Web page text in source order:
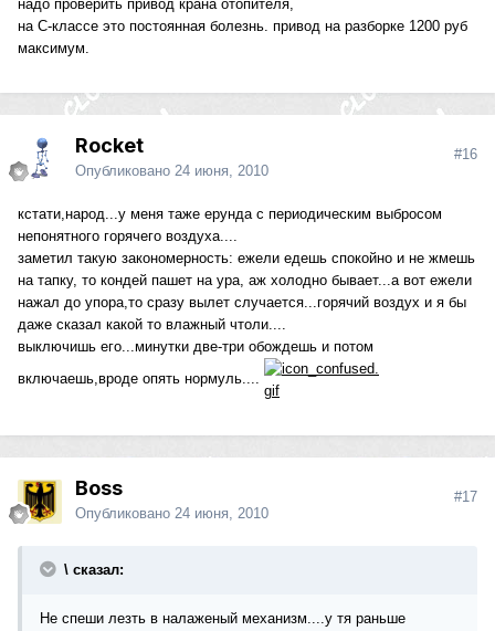
надо проверить привод крана отопителя,
на С-классе это постоянная болезнь. привод на разборке 1200 руб
максимум.
Rocket
Опубликовано 24 июня, 2010
#16
кстати,народ...у меня таже ерунда с периодическим выбросом
непонятного горячего воздуха....
заметил такую закономерность: ежели едешь спокойно и не жмешь
на тапку, то кондей пашет на ура, аж холодно бывает...а вот ежели
нажал до упора,то сразу вылет случается...горячий воздух и я бы
даже сказал какой то влажный чтоли....
выключишь его...минутки две-три обождешь и потом
включаешь,вроде опять нормуль....
Boss
Опубликовано 24 июня, 2010
#17
\ сказал:
Не спеши лезть в налаженый механизм....у тя раньше